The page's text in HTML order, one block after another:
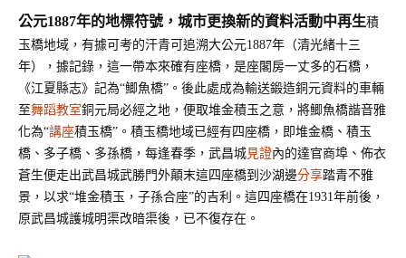
公元1887年的地標符號，城市更換新的資料活動中再生積
玉橋地域，有據可考的汗青可追溯大公元1887年（清光緒十三
年），據記錄，這一帶本來確有座橋，是座閣房一丈多的石橋，
《江夏縣志》記為“鯽魚橋”。後此處成為輸送鍛造銅元資料的車輛
至舞蹈教室銅元局必經之地，便取堆金積玉之意，將鯽魚橋諧音雅
化為“講座積玉橋”。積玉橋地域已經有四座橋，即堆金橋、積玉
橋、多子橋、多孫橋，每逢春季，武昌城見證內的達官商埠、佈衣
蒼生便走出武昌城武勝門外顛末這四座橋到沙湖邊分享踏青不雅
景，以求“堆金積玉，子孫合座”的吉利。這四座橋在1931年前後，
原武昌城護城明渠改暗渠後，已不復存在。